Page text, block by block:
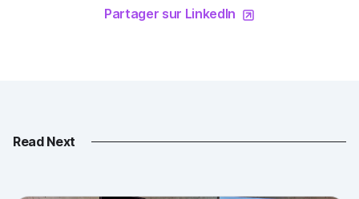
Partager sur LinkedIn
Read Next